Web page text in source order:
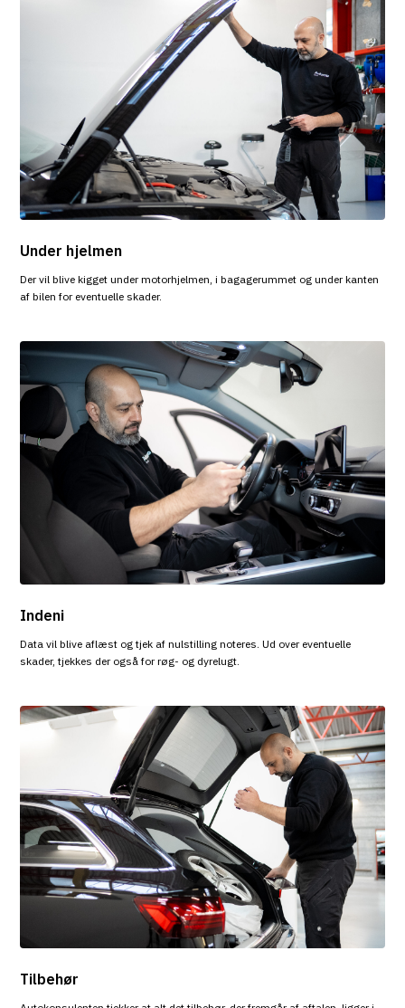
Under hjelmen
Der vil blive kigget under motorhjelmen, i bagagerummet og under kanten
af bilen for eventuelle skader.
Indeni
Data vil blive aflæst og tjek af nulstilling noteres. Ud over eventuelle
skader, tjekkes der også for røg- og dyrelugt.
Tilbehør